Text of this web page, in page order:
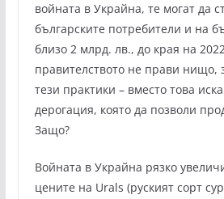
войната в Украйна, те могат да
българските потребители и на
близо 2 млрд. лв., до края на
правителството не прави нищо,
тези практики – вместо това
дерогация, която да позволи
Защо?
Войната в Украйна рязко
цените на Urals (руският сорт